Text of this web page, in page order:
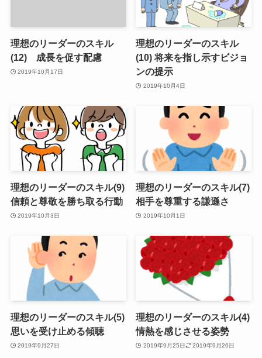
理想のリーダーのスキル
(12) 成長を促す配慮
2019年10月17日
理想のリーダーのスキル
(10) 将来を指し示すビジョ
ンの提示
2019年10月4日
理想のリーダーのスキル(9)
信頼と尊敬を勝ち取る行動
2019年10月3日
理想のリーダーのスキル(7)
相手を尊重する謙遜さ
2019年10月1日
理想のリーダーのスキル(5)
思いを受け止める傾聴
2019年9月27日
理想のリーダーのスキル(4)
情熱を感じさせる姿勢
2019年9月25日 2019年9月26日